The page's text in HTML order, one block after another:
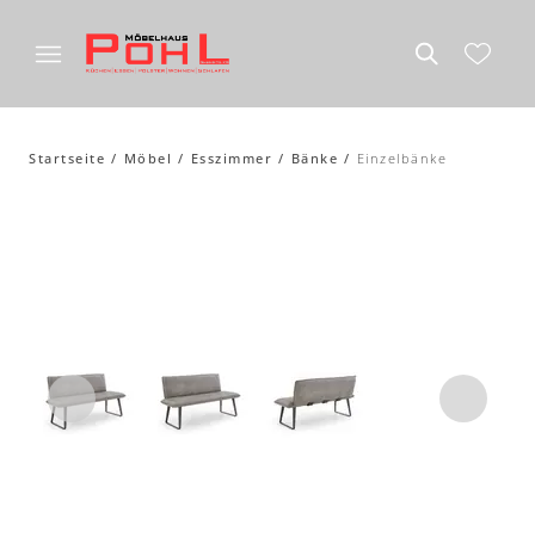
Startseite Möbel Esszimmer Bänke Einzelbänke